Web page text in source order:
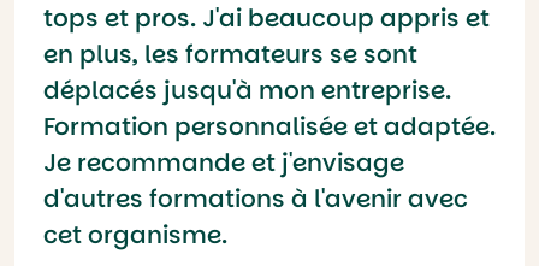
tops et pros. J'ai beaucoup appris et
en plus, les formateurs se sont
déplacés jusqu'à mon entreprise.
Formation personnalisée et adaptée.
Je recommande et j'envisage
d'autres formations à l'avenir avec
cet organisme.